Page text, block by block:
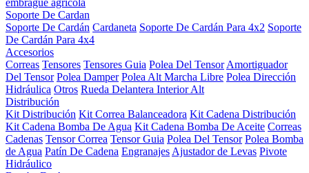
embrague agricola
Soporte De Cardan
Soporte De Cardán Cardaneta Soporte De Cardán Para 4x2 Soporte
De Cardán Para 4x4
Accesorios
Correas Tensores Tensores Guia Polea Del Tensor Amortiguador
Del Tensor Polea Damper Polea Alt Marcha Libre Polea Dirección
Hidráulica Otros Rueda Delantera Interior Alt
Distribución
Kit Distribución Kit Correa Balanceadora Kit Cadena Distribución
Kit Cadena Bomba De Agua Kit Cadena Bomba De Aceite Correas
Cadenas Tensor Correa Tensor Guia Polea Del Tensor Polea Bomba
de Agua Patín De Cadena Engranajes Ajustador de Levas Pivote
Hidráulico